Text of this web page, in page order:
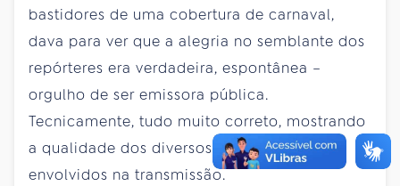
bastidores de uma cobertura de carnaval,
dava para ver que a alegria no semblante dos
repórteres era verdadeira, espontânea –
orgulho de ser emissora pública.
Tecnicamente, tudo muito correto, mostrando
a qualidade dos diversos profissionais
envolvidos na transmissão.